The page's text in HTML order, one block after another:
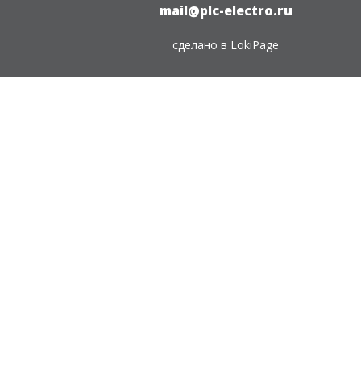
mail@plc-electro.ru
сделано в LokiPage